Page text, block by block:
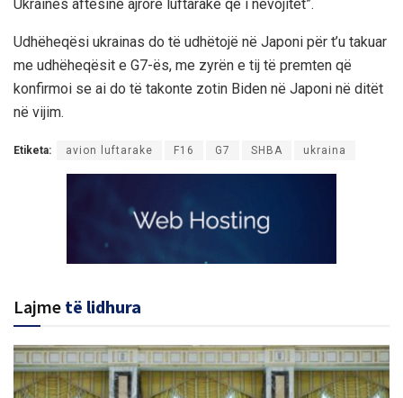
Ukrainës aftësinë ajrore luftarake që i nevojitet”.
Udhëheqësi ukrainas do të udhëtojë në Japoni për t’u takuar
me udhëheqësit e G7-ës, me zyrën e tij të premten që
konfirmoi se ai do të takonte zotin Biden në Japoni në ditët
në vijim.
Etiketa: avion luftarake F16 G7 SHBA ukraina
Lajme të lidhura